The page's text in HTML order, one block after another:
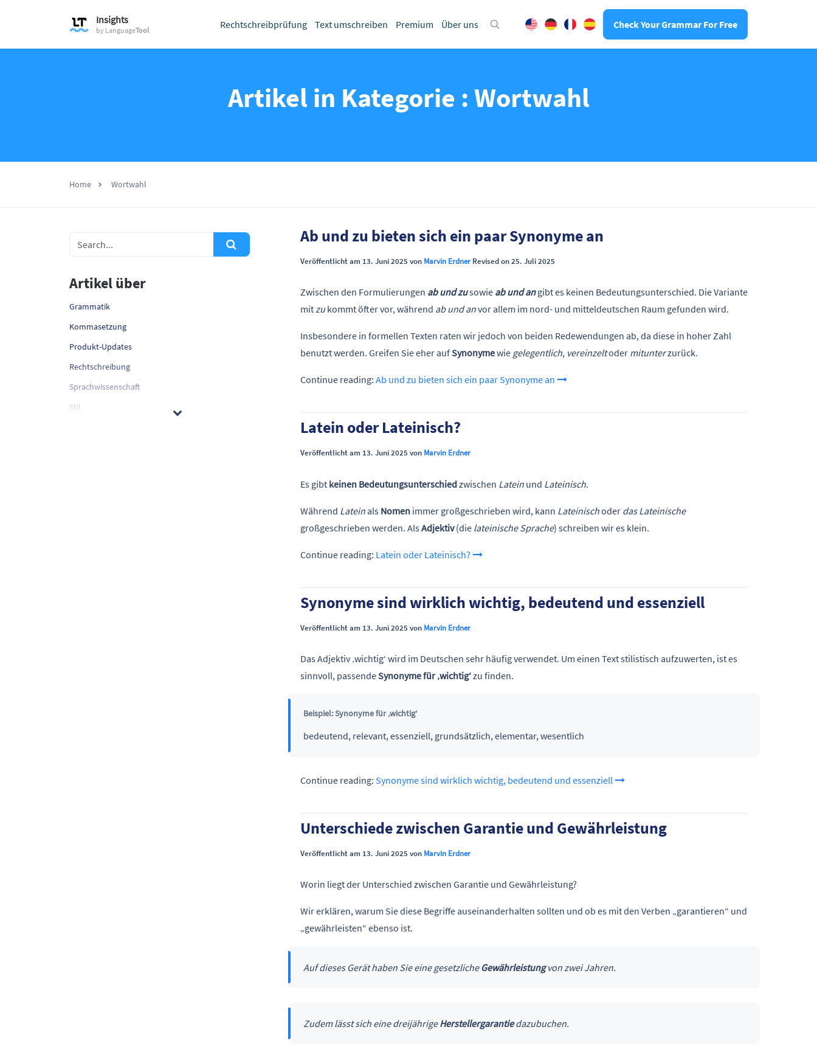
Insights
by LanguageTool Rechtschreibprüfung Text umschreiben Premium Über uns Check Your Grammar For Free
Artikel in Kategorie : Wortwahl
Home Wortwahl
Ab und zu bieten sich ein paar Synonyme an
Veröffentlicht am 13. Juni 2025 von Marvin Erdner Revised on 25. Juli 2025
Zwischen den Formulierungen ab und zusowie ab und angibt es keinen Bedeutungsunterschied. Die Variante
mitzukommt öfter vor, während ab und anvor allem im nord- und mitteldeutschen Raum gefunden wird.
Insbesondere in formellen Texten raten wir jedoch von beiden Redewendungen ab, da diese in hoher Zahl
benutzt werden. Greifen Sie eher aufSynonymewie gelegentlich, vereinzeltoder mitunterzurück.
Continue reading: Ab und zu bieten sich ein paar Synonyme an
Latein oder Lateinisch?
Veröffentlicht am 13. Juni 2025 von Marvin Erdner
Es gibt keinen Bedeutungsunterschiedzwischen Latein und Lateinisch.
Während Lateinals Nomen immer großgeschrieben wird, kann Lateinischoder das Lateinische
großgeschrieben werden. AlsAdjektiv(die lateinische Sprache) schreiben wir es klein.
Continue reading: Latein oder Lateinisch?
Synonyme sind wirklich wichtig, bedeutend und essenziell
Veröffentlicht am 13. Juni 2025 von Marvin Erdner
Das Adjektiv ‚wichtig‘ wird im Deutschen sehr häufig verwendet. Um einen Text stilistisch aufzuwerten, ist es
sinnvoll, passendeSynonyme für ‚wichtig‘zu finden.
Beispiel: Synonyme für ‚wichtig‘
bedeutend, relevant, essenziell, grundsätzlich, elementar, wesentlich
Continue reading: Synonyme sind wirklich wichtig, bedeutend und essenziell
Unterschiede zwischen Garantie und Gewährleistung
Veröffentlicht am 13. Juni 2025 von Marvin Erdner
Worin liegt der Unterschied zwischen Garantie und Gewährleistung?
Wir erklären, warum Sie diese Begriffe auseinanderhalten sollten und ob es mit den Verben „garantieren“ und
„gewährleisten“ ebenso ist.
Auf dieses Gerät haben Sie eine gesetzliche Gewährleistungvon zwei Jahren.
Zudem lässt sich eine dreijährigeHerstellergarantiedazubuchen.
Artikel über
Grammatik
Kommasetzung
Produkt-Updates
Rechtschreibung
Sprachwissenschaft
Stil